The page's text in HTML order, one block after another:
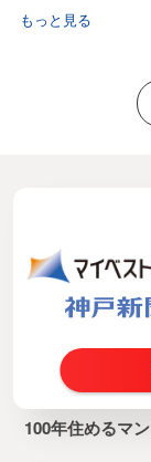
もっと見る
100年住めるマ